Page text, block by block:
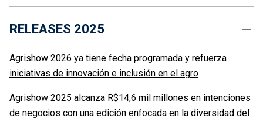
RELEASES 2025
Agrishow 2026 ya tiene fecha programada y refuerza
iniciativas de innovación e inclusión en el agro
Agrishow 2025 alcanza R$14,6 mil millones en intenciones
de negocios con una edición enfocada en la diversidad del